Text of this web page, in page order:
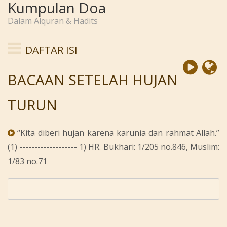
Kumpulan Doa
Dalam Alquran & Hadits
DAFTAR ISI
BACAAN SETELAH HUJAN
TURUN
“Kita diberi hujan karena karunia dan rahmat Allah.”
(1) ------------------- 1) HR. Bukhari: 1/205 no.846, Muslim:
1/83 no.71